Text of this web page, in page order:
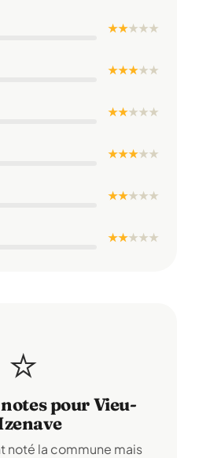
★ ★★★★
★ ★ ★★★
★ ★★★★
★ ★ ★★★
★ ★★★★
★ ★★★★
⭐
pour Vieu-
noté la commune mais